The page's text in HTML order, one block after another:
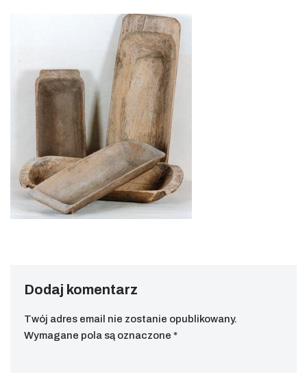
Dodaj komentarz
Twój adres email nie zostanie opublikowany.
Wymagane pola są oznaczone *